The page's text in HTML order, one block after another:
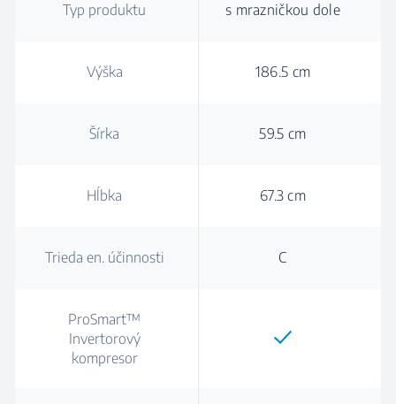
Typ produktu s mrazničkou dole
Výška 186.5 cm
Šírka 59.5 cm
Hĺbka 67.3 cm
Trieda en. účinnosti C
ProSmart™
Invertorový
kompresor